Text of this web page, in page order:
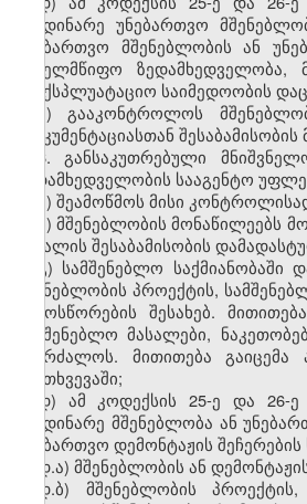
მიმდინარე უნებართვო
უნებართვო მშენებლობის ან
სახელმწიფო
საექსპლუატაციო საიმედოობის
ე) გააკონტროლოს
დოკუმენტაციასთან
6. განსაკუთრებული
ზედამხედველობის სააგენტო
ა) შეამოწმოს მისი
ბ) მშენებლობის
მასალის შესაბამისობის
გ) სამშენებლო საქმიანობაში
მშენებლობის პროექტის,
გამოსწორების შესახებ.
სამშენებლო მასალები,
აიკრძალოს. მითითება
შემთხვევაში;
დ) ამ კოდექსის 25-ე და 26-
მიმდინარე მშენებლობა ან
უნებართვო დემონტაჟის
დ.ა) მშენებლობის ან
დ.ბ) მშენებლობის